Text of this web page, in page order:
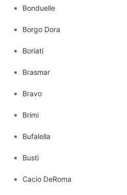
Bonduelle
Borgo Dora
Boriati
Brasmar
Bravo
Brimi
Bufalella
Busti
Cacio DeRoma